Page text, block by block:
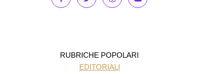
RUBRICHE POPOLARI
EDITORIALI